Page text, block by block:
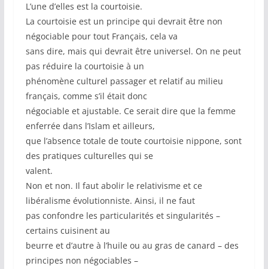
L’une d’elles est la courtoisie.
La courtoisie est un principe qui devrait être non
négociable pour tout Français, cela va
sans dire, mais qui devrait être universel. On ne peut
pas réduire la courtoisie à un
phénomène culturel passager et relatif au milieu
français, comme s’il était donc
négociable et ajustable. Ce serait dire que la femme
enferrée dans l’Islam et ailleurs,
que l’absence totale de toute courtoisie nippone, sont
des pratiques culturelles qui se
valent.
Non et non. Il faut abolir le relativisme et ce
libéralisme évolutionniste. Ainsi, il ne faut
pas confondre les particularités et singularités –
certains cuisinent au
beurre et d’autre à l’huile ou au gras de canard – des
principes non négociables –